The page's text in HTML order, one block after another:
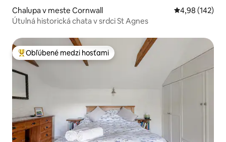
Chalupa v meste Cornwall Priemerné
4,98 (142)
Útulná historická chata v srdci St Agnes
Najobľúbenejšie medzi hosťami
Obľúbené medzi hosťami